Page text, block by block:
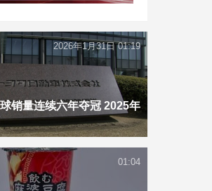
销量连续六年夺冠 2025年
2026年1月31日 01:19
01:04